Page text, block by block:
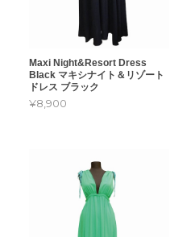
Maxi Night&Resort Dress
Black マキシナイト＆リゾート
ドレス ブラック
¥8,900